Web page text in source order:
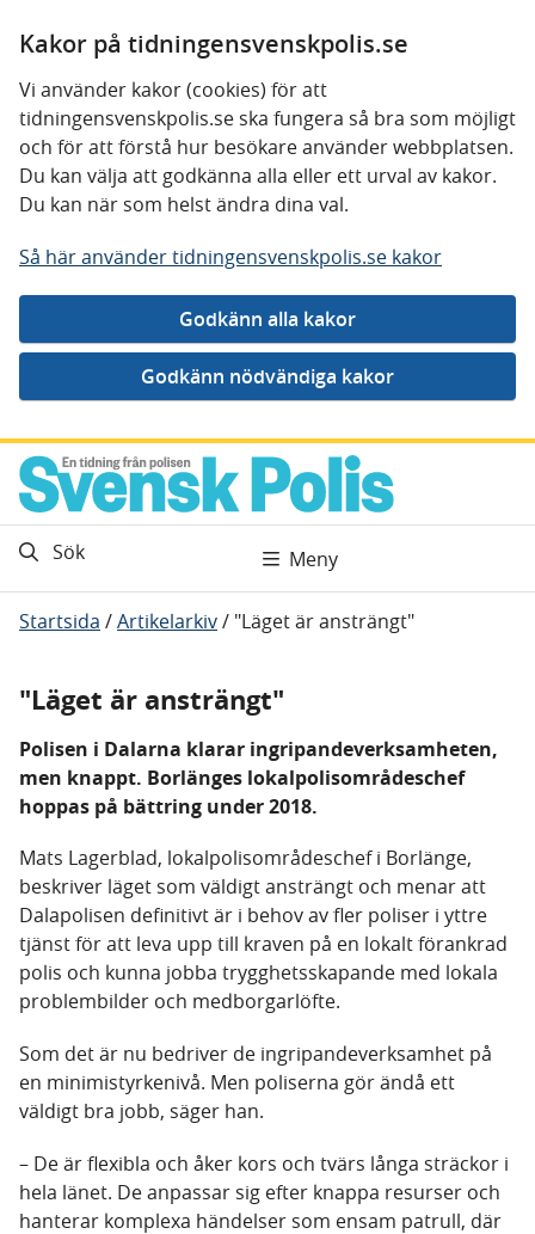
Kakor på tidningensvenskpolis.se
Vi använder kakor (cookies) för att
tidningensvenskpolis.se ska fungera så bra som möjligt
och för att förstå hur besökare använder webbplatsen.
Du kan välja att godkänna alla eller ett urval av kakor.
Du kan när som helst ändra dina val.
Så här använder tidningensvenskpolis.se kakor
Gå direkt till innehåll
Sök Meny
Startsida /Artikelarkiv/ "Läget är ansträngt"
"Läget är ansträngt"
Polisen i Dalarna klarar ingripandeverksamheten,
men knappt. Borlänges lokalpolisområdeschef
hoppas på bättring under 2018.
Mats Lagerblad, lokalpolisområdeschef i Borlänge,
beskriver läget som väldigt ansträngt och menar att
Dalapolisen definitivt är i behov av fler poliser i yttre
tjänst för att leva upp till kraven på en lokalt förankrad
polis och kunna jobba trygghetsskapande med lokala
problembilder och medborgarlöfte.
Som det är nu bedriver de ingripandeverksamhet på
en minimistyrkenivå. Men poliserna gör ändå ett
väldigt bra jobb, säger han.
– De är flexibla och åker kors och tvärs långa sträckor i
hela länet. De anpassar sig efter knappa resurser och
hanterar komplexa händelser som ensam patrull, där